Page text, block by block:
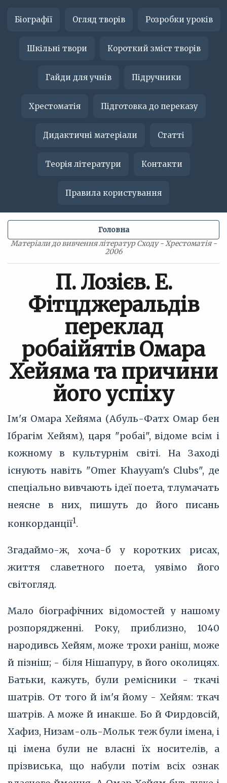
Біографії Огляд творів Розробки уроків
Шкільні твори Короткий зміст творів
Гайди для учнів Підручники
Хрестоматія Підготовка до переказу
Дидактичні матеріали Статті
Теорія літератури Контакти
Правила користування
Матеріали до вивчення літератур Сходу - Хрестоматія -
2006
Головна
П. Лозієв. Е.
Фітцджеральдів
переклад
робаійятів Омара
Хейяма та причини
його успіху
Ім'я Омара Хейяма (Абуль-Фатх Омар бен
Ібрагім Хейям), царя "робаі", відоме всім і
кожному в культурнім світі. На Заході
існують навіть "Omer Khayyam's Clubs", де
спеціально вивчають ідеї поета, тлумачать
неясне в них, пишуть до його писань
конкорданції1.
Згадаймо-ж, хоча-б у коротких рисах,
життя славетного поета, уявімо його
світогляд.
Мало біографічних відомостей у нашому
розпорядженні. Року, приблизно, 1040
народивсь Хейям, може трохи раніш, може
й пізніш; - біля Нішапуру, в його околицях.
Батьки, кажуть, були ремісники - ткачі
шатрів. От того й ім'я йому - Хейям: ткач
шатрів. А може й инакше. Бо й Фирдовсій,
Хафиз, Низам-оль-Мольк теж були імена, і
ці імена були не власні їх носителів, а
прізвиська, що набули потім всіх ознак